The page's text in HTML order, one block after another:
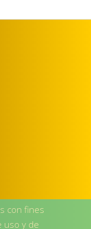
con fines
uso y de